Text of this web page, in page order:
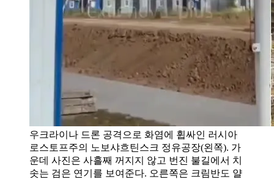
우크라이나 드론 공격으로 화염에 휩싸인 러시아
로스토프주의 노보샤흐틴스크 정유공장(왼쪽). 가
운데 사진은 사흘째 꺼지지 않고 번진 불길에서 치
솟는 검은 연기를 보여준다. 오른쪽은 크림반도 얄